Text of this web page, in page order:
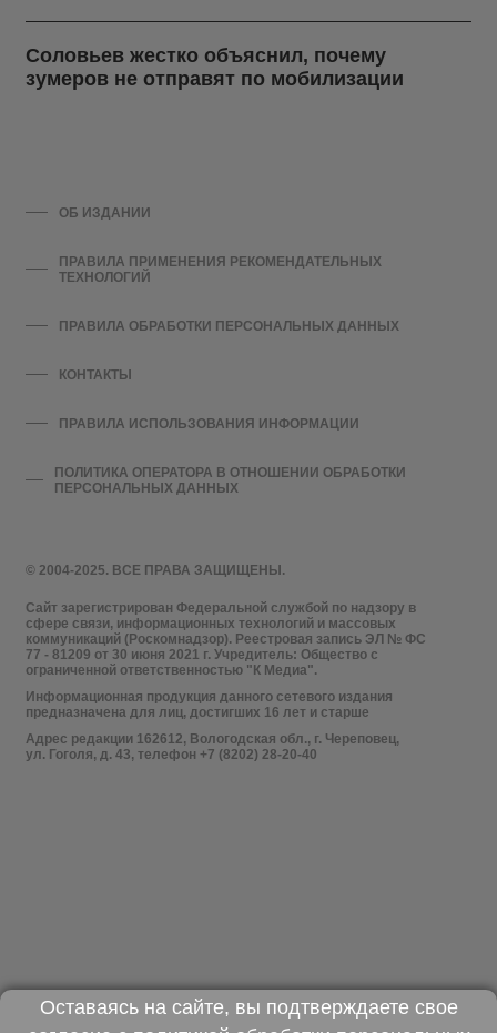
Соловьев жестко объяснил, почему
зумеров не отправят по мобилизации
© 2004-2025. ВСЕ ПРАВА ЗАЩИЩЕНЫ.
Сайт зарегистрирован Федеральной службой по надзору в
сфере связи, информационных технологий и массовых
коммуникаций (Роскомнадзор). Реестровая запись ЭЛ № ФС
77 - 81209 от 30 июня 2021 г. Учредитель: Общество с
ограниченной ответственностью "К Медиа".
Информационная продукция данного сетевого издания
предназначена для лиц, достигших 16 лет и старше
Адрес редакции 162612, Вологодская обл., г. Череповец,
ул. Гоголя, д. 43, телефон +7 (8202) 28-20-40
ОБ ИЗДАНИИ
ПРАВИЛА ПРИМЕНЕНИЯ РЕКОМЕНДАТЕЛЬНЫХ
ТЕХНОЛОГИЙ
ПРАВИЛА ОБРАБОТКИ ПЕРСОНАЛЬНЫХ ДАННЫХ
КОНТАКТЫ
ПРАВИЛА ИСПОЛЬЗОВАНИЯ ИНФОРМАЦИИ
ПОЛИТИКА ОПЕРАТОРА В ОТНОШЕНИИ ОБРАБОТКИ
ПЕРСОНАЛЬНЫХ ДАННЫХ
Оставаясь на сайте, вы подтверждаете свое